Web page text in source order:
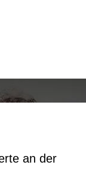
an der